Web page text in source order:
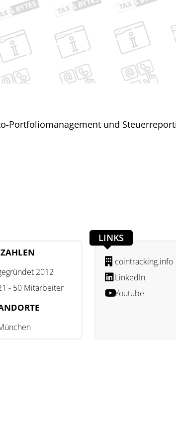
Portfoliomanagement und
2012
- 50 Mitarbeiter
LINKS
cointracking.info
LinkedIn
Youtube